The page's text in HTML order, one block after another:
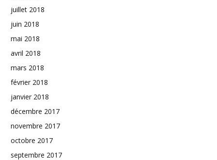
juillet 2018
juin 2018
mai 2018
avril 2018
mars 2018
février 2018
janvier 2018
décembre 2017
novembre 2017
octobre 2017
septembre 2017